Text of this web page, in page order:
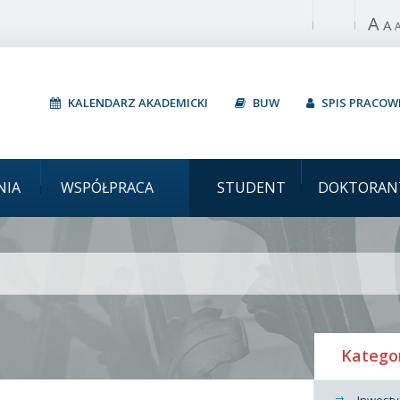
Włącz A A
KALENDARZ AKADEMICKI BUW SPIS
WSPÓŁPRACA STUDENT